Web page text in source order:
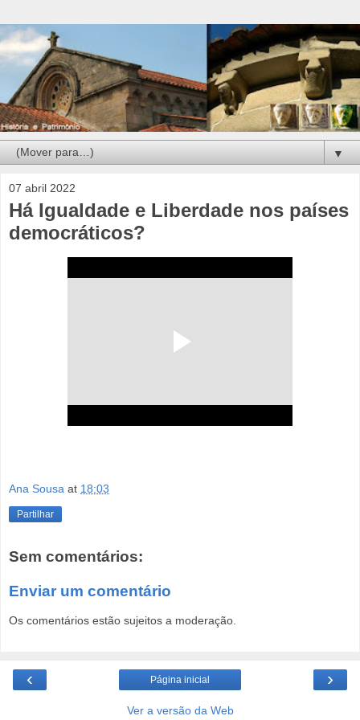
▼
07 abril 2022
Há Igualdade e Liberdade nos países
democráticos?
Ana Sousa at 18:03
Partilhar
Sem comentários:
Enviar um comentário
Os comentários estão sujeitos a moderação.
‹ ›
Página inicial
Ver a versão da Web